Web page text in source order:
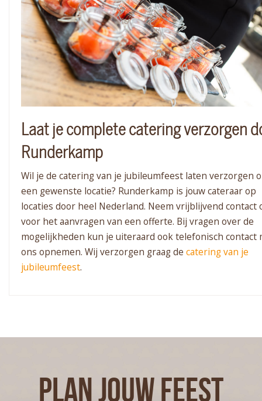
Laat je complete catering verzorgen
Runderkamp
Wil je de catering van je jubileumfeest laten verzorgen
een gewenste locatie? Runderkamp is jouw cateraar op
locaties door heel Nederland. Neem vrijblijvend contact
voor het aanvragen van een offerte. Bij vragen over de
mogelijkheden kun je uiteraard ook telefonisch contact
ons opnemen. Wij verzorgen graag de catering van je
jubileumfeest.
PLAN JOUW FEEST